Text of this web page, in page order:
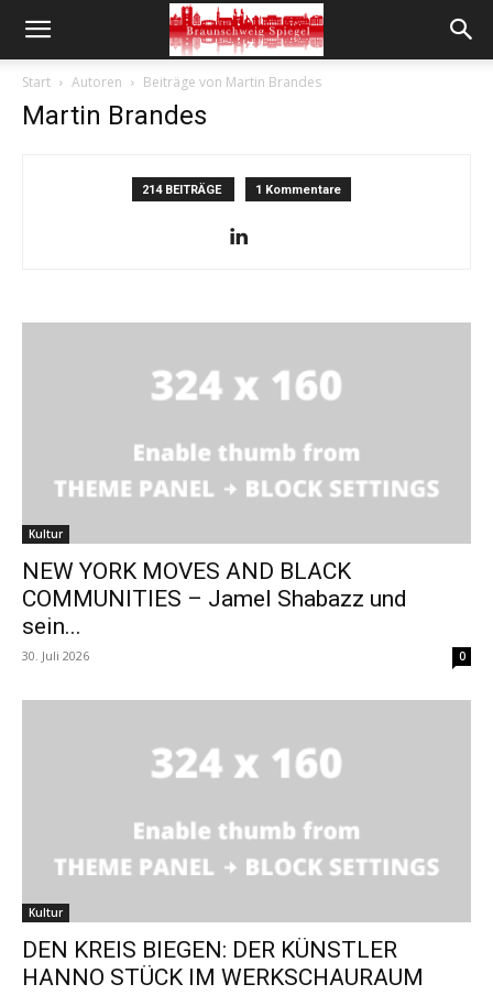
Start Autoren Beiträge von Martin Brandes
Martin Brandes
214 BEITRÄGE 1 Kommentare
Kultur
NEW YORK MOVES AND BLACK
COMMUNITIES – Jamel Shabazz und
sein...
30. Juli 2026 0
Kultur
DEN KREIS BIEGEN: DER KÜNSTLER
HANNO STÜCK IM WERKSCHAURAUM